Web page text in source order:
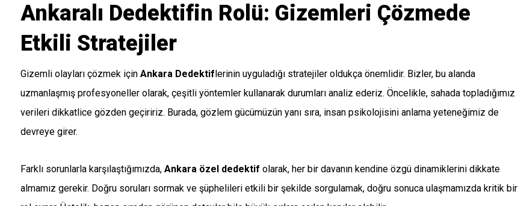
Ankaralı Dedektifin Rolü: Gizemleri Çözmede
Etkili Stratejiler
Gizemli olayları çözmek için Ankara Dedektif lerinin uyguladığı stratejiler oldukça önemlidir. Bizler, bu alanda
uzmanlaşmış profesyoneller olarak, çeşitli yöntemler kullanarak durumları analiz ederiz. Öncelikle, sahada topladığımız
verileri dikkatlice gözden geçiririz. Burada, gözlem gücümüzün yanı sıra, insan psikolojisini anlama yeteneğimiz de
devreye girer.
Farklı sorunlarla karşılaştığımızda, Ankara özel dedektif olarak, her bir davanın kendine özgü dinamiklerini dikkate
almamız gerekir. Doğru soruları sormak ve şüphelileri etkili bir şekilde sorgulamak, doğru sonuca ulaşmamızda kritik bir